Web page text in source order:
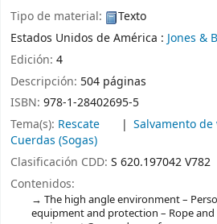
Tipo de material:
Texto
Estados Unidos de América : Jones &
Edición: 4
Descripción: 504 páginas
ISBN: 978-1-28402695-5
Tema(s): Rescate
Salvamento de
Cuerdas (Sogas)
Clasificación CDD: S 620.197042 V782
Contenidos:
The high angle environment –
equipment and protection – Rope and